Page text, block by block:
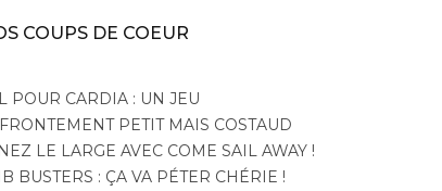
COUPS DE COEUR
POUR CARDIA : UN JEU
PETIT MAIS COSTAUD
LE LARGE AVEC COME SAIL AWAY !
BUSTERS : ÇA VA PÉTER CHÉRIE !